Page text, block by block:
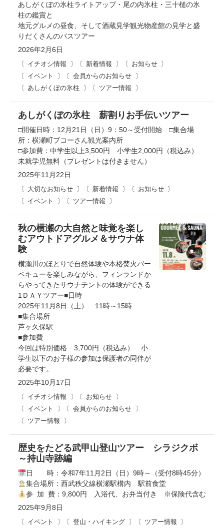
2026年2月6日
イチオシ情報 新着情報
お知らせ
イベント
会員からのお知らせ
あしがくぼの氷柱
ツアー情報
あしがくぼの氷柱ライトアップ・尾の内氷柱・三十槌の氷
柱の鑑賞と
地元グルメの昼食、そして酒蔵見学観光物産館の見学と盛
りだくさんのバスツアー
2025年11月22日
大切なお知らせ 新着情報
お知らせ
イベント
ツアー情報
あしがくぼの氷柱 薪割りお手伝いツアー
□開催日時：12月21日（日）9：50～受付開始 □集合場
所：横瀬町ブコーさん観光案内所
□参加費：中学生以上3,500円 小学生2,000円（税込み）
未就学児無料（プレゼントは付きません）
2025年10月17日
イチオシ情報
お知らせ
イベント
会員からのお知らせ
ツアー情報
秋の横瀬の大自然と味覚を楽し
むアウトドアグルメ＆サウナ体
験
横瀬川のほとりで自然体験や本格焚火バー
ベキューを楽しみながら、フィンランドか
らやってきたサウナテントの体験ができる
1ＤＡＹツアー■日時
2025年11月8日（土） 11時～15時
■集合場所
芦ヶ久保駅
■参加費
今回は特別価格 3,700円（税込み） 小
学生以下のお子様の参加は保護者の同伴が
必要です。
2025年9月8日
イベント 登山・ハイキング ツアー情報
歴史をたどる武甲山登山ツアー シラジクボ
～持山寺跡編
日 時：令和7年11月2日（日）9時～（受付8時45分）
集合場所：西武秩父線横瀬駅構内 駅前食堂
参 加 費：9,800円 入浴代、お弁当付き ※保険代含む